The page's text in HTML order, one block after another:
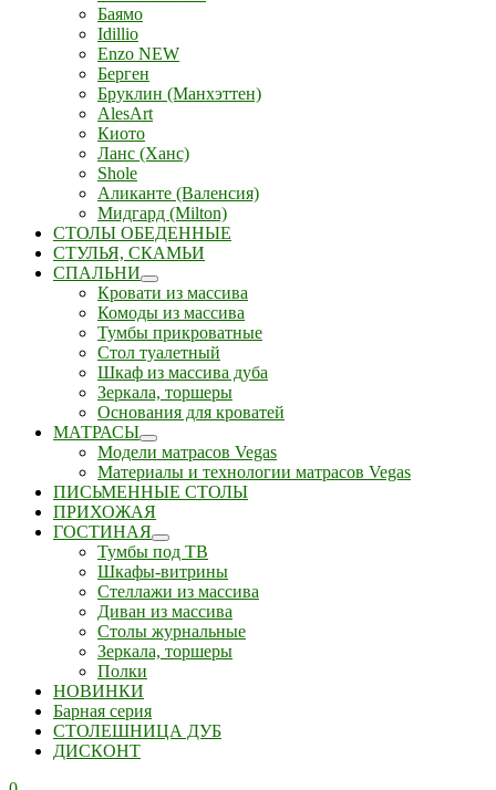
Баямо
Idillio
Enzo NEW
Берген
Бруклин (Манхэттен)
AlesArt
Киото
Ланс (Ханс)
Shole
Аликанте (Валенсия)
Мидгард (Milton)
СТОЛЫ ОБЕДЕННЫЕ
СТУЛЬЯ, СКАМЬИ
СПАЛЬНИ
Кровати из массива
Комоды из массива
Тумбы прикроватные
Стол туалетный
Шкаф из массива дуба
Зеркала, торшеры
Основания для кроватей
МАТРАСЫ
Модели матрасов Vegas
Материалы и технологии матрасов Vegas
ПИСЬМЕННЫЕ СТОЛЫ
ПРИХОЖАЯ
ГОСТИНАЯ
Тумбы под ТВ
Шкафы-витрины
Стеллажи из массива
Диван из массива
Столы журнальные
Зеркала, торшеры
Полки
НОВИНКИ
Барная серия
СТОЛЕШНИЦА ДУБ
ДИСКОНТ